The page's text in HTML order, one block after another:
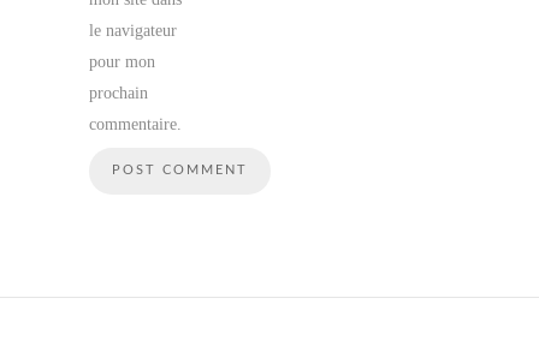
le navigateur
pour mon
prochain
commentaire.